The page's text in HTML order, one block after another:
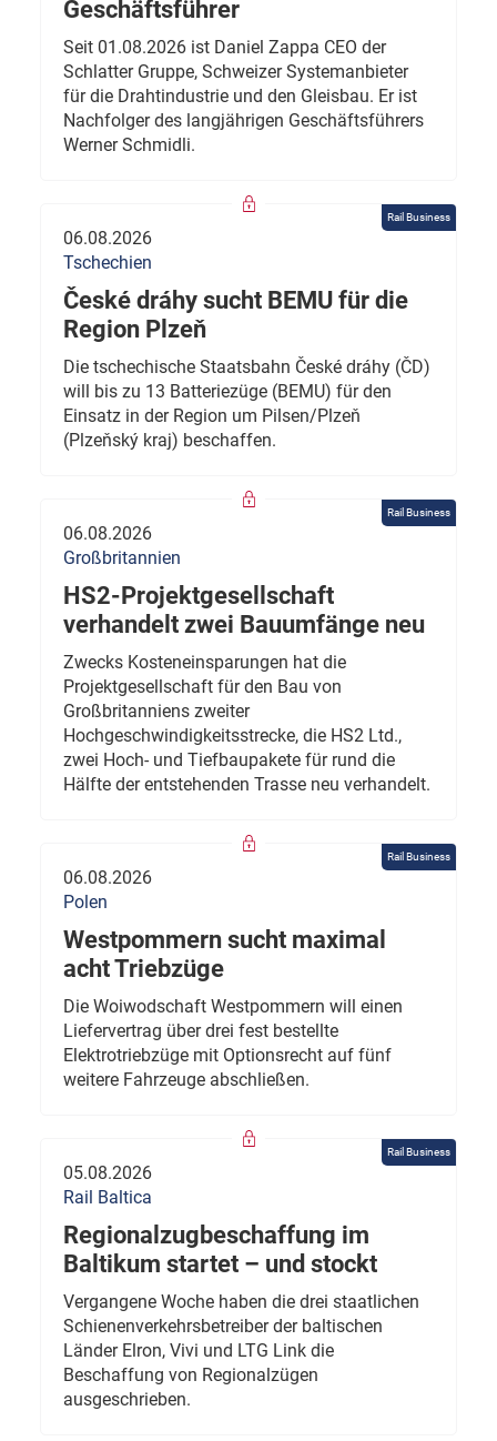
Geschäftsführer
Seit 01.08.2026 ist Daniel Zappa CEO der
Schlatter Gruppe, Schweizer Systemanbieter
für die Drahtindustrie und den Gleisbau. Er ist
Nachfolger des langjährigen Geschäftsführers
Werner Schmidli.
Rail Business
06.08.2026
Tschechien
České dráhy sucht BEMU für die
Region Plzeň
Die tschechische Staatsbahn České dráhy (ČD)
will bis zu 13 Batteriezüge (BEMU) für den
Einsatz in der Region um Pilsen/Plzeň
(Plzeňský kraj) beschaffen.
Rail Business
06.08.2026
Großbritannien
HS2-Projektgesellschaft
verhandelt zwei Bauumfänge neu
Zwecks Kosteneinsparungen hat die
Projektgesellschaft für den Bau von
Großbritanniens zweiter
Hochgeschwindigkeitsstrecke, die HS2 Ltd.,
zwei Hoch- und Tiefbaupakete für rund die
Hälfte der entstehenden Trasse neu verhandelt.
Rail Business
06.08.2026
Polen
Westpommern sucht maximal
acht Triebzüge
Die Woiwodschaft Westpommern will einen
Liefervertrag über drei fest bestellte
Elektrotriebzüge mit Optionsrecht auf fünf
weitere Fahrzeuge abschließen.
Rail Business
05.08.2026
Rail Baltica
Regionalzugbeschaffung im
Baltikum startet – und stockt
Vergangene Woche haben die drei staatlichen
Schienenverkehrsbetreiber der baltischen
Länder Elron, Vivi und LTG Link die
Beschaffung von Regionalzügen
ausgeschrieben.